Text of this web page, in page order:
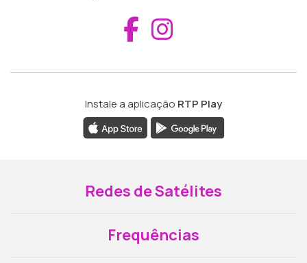
Aceder ao
Instale a aplicação RTP Play
Redes de Satélites
Frequências